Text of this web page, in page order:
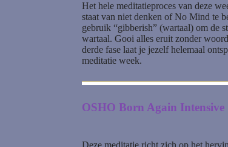
Het hele meditatieproces van deze
staat van niet denken of No Mind te
gebruik “gibberish” (wartaal) om de
wartaal. Gooi alles eruit zonder
derde fase laat je jezelf helemaal
meditatie week.
OSHO Born Again Intensive
Deze meditatie richt zich op het